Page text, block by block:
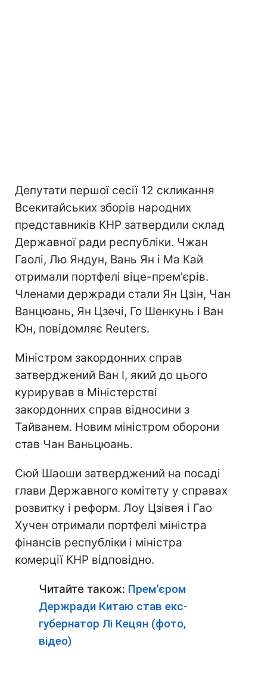
Депутати першої сесії 12 скликання
Всекитайських зборів народних
представників КНР затвердили склад
Державної ради республіки. Чжан
Гаолі, Лю Яндун, Вань Ян і Ма Кай
отримали портфелі віце-прем'єрів.
Членами держради стали Ян Цзін, Чан
Ванцюань, Ян Цзечі, Го Шенкунь і Ван
Юн, повідомляє Reuters.
Міністром закордонних справ
затверджений Ван І, який до цього
курирував в Міністерстві
закордонних справ відносини з
Тайванем. Новим міністром оборони
став Чан Ваньцюань.
Сюй Шаоши затверджений на посаді
глави Державного комітету у справах
розвитку і реформ. Лоу Цзівея і Гао
Хучен отримали портфелі міністра
фінансів республіки і міністра
комерції КНР відповідно.
Читайте також: Прем'єром
Держради Китаю став екс-
губернатор Лі Кецян (фото,
відео)